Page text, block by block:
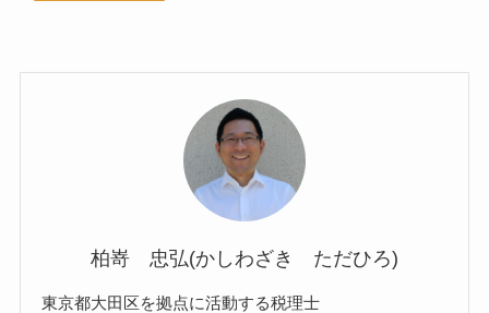
柏嵜 忠弘(かしわざき ただひろ)
東京都大田区を拠点に活動する税理士